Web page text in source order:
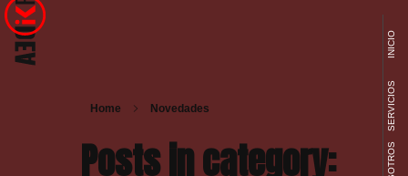
INICIO
SERVICIOS
Home Novedades
Posts in category: